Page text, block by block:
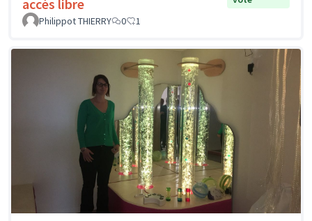
accès libre
Philippot THIERRY
0 1